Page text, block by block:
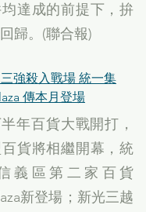
達成的前提下，拚
歸。(聯合報)
強殺入戰場 統一集
傳本月登場
年百貨大戰開打，
貨將相繼開幕，統
義區第二家百貨
新登場；新光三越